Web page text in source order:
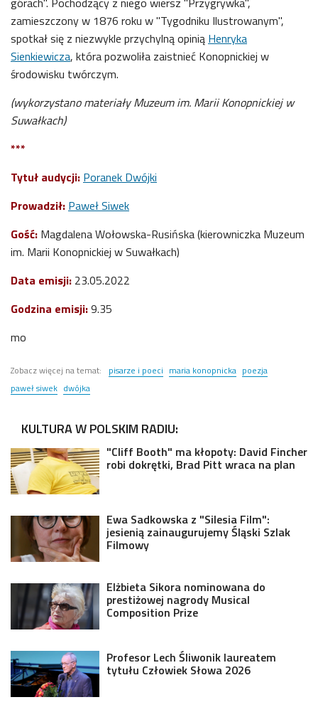
zamieszczony w 1876 roku w "Tygodniku Ilustrowanym",
spotkał się z niezwykle przychylną opinią Henryka
Sienkiewicza, która pozwoliła zaistnieć Konopnickiej w
środowisku twórczym.
(wykorzystano materiały Muzeum im. Marii Konopnickiej w
Suwałkach)
***
Tytuł audycji: Poranek Dwójki
Prowadził: Paweł Siwek
Gość: Magdalena Wołowska-Rusińska (kierowniczka Muzeum
im. Marii Konopnickiej w Suwałkach)
Data emisji: 23.05.2022
Godzina emisji:9.35
mo
Zobacz więcej na temat: pisarze i poeci maria konopnicka poezja
paweł siwek dwójka
KULTURA W POLSKIM RADIU:
"Cliff Booth" ma kłopoty: David Fincher
robi dokrętki, Brad Pitt wraca na plan
Ewa Sadkowska z "Silesia Film":
jesienią zainaugurujemy Śląski Szlak
Filmowy
Elżbieta Sikora nominowana do
prestiżowej nagrody Musical
Composition Prize
Profesor Lech Śliwonik laureatem
tytułu Człowiek Słowa 2026